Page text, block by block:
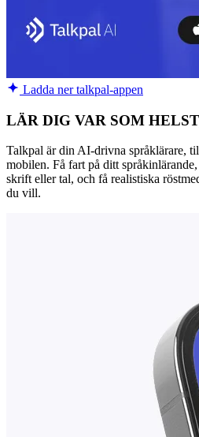
Ladda ner talkpal-appen
LÄR DIG VAR SOM
Talkpal är din AI-drivna språklärare,
mobilen. Få fart på ditt
skrift eller tal, och få realistiska
du vill.